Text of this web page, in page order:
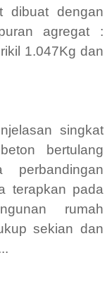
dibuat dengan
agregat :
1.047Kg dan
singkat
bertulang
perbandingan
terapkan pada
rumah
sekian dan